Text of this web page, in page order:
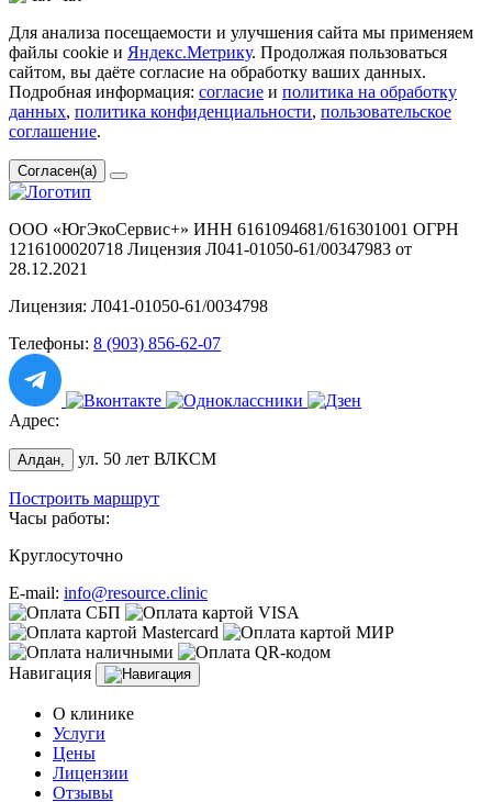
Для анализа посещаемости и улучшения сайта мы применяем
файлы cookie и Яндекс.Метрику. Продолжая пользоваться
сайтом, вы даёте согласие на обработку ваших данных.
Подробная информация: согласие и политика на обработку
данных, политика конфиденциальности, пользовательское
соглашение.
Согласен(а)
ООО «ЮгЭкоСервис+» ИНН 6161094681/616301001 ОГРН
1216100020718 Лицензия Л041-01050-61/00347983 от
28.12.2021
Лицензия: Л041-01050-61/0034798
Телефоны: 8 (903) 856-62-07
Адрес:
Алдан, ул. 50 лет ВЛКСМ
Построить маршрут
Часы работы:
Круглосуточно
E-mail: info@resource.clinic
Навигация
О клинике
Услуги
Цены
Лицензии
Отзывы